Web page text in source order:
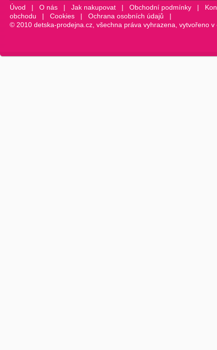
Úvod | O nás | Jak nakupovat | Obchodní podmínky |
obchodu | Cookies | Ochrana osobních údajů |
© 2010 detska-prodejna.cz, všechna práva vyhrazena, vytvořeno v